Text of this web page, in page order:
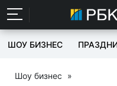
ШОУ БИЗНЕС
Шоу бизнес »